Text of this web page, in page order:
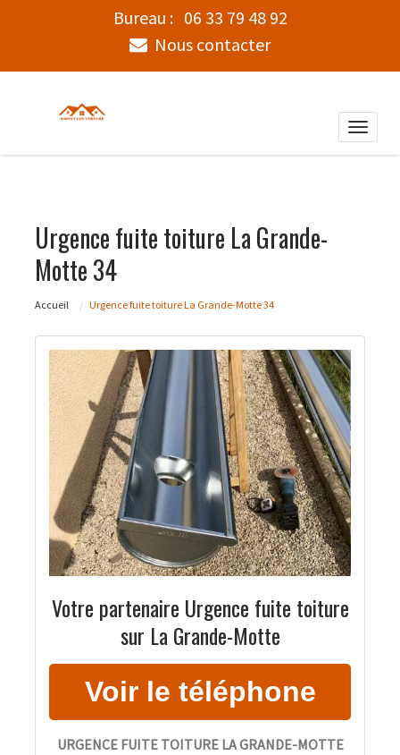
Bureau : 06 33 79 48 92
Nous contacter
Toggle
Urgence fuite toiture La Grande-
Motte 34
Accueil Urgence fuite toiture La Grande-Motte 34
Votre partenaire Urgence fuite toiture
sur La Grande-Motte
URGENCE FUITE TOITURE LA GRANDE-MOTTE